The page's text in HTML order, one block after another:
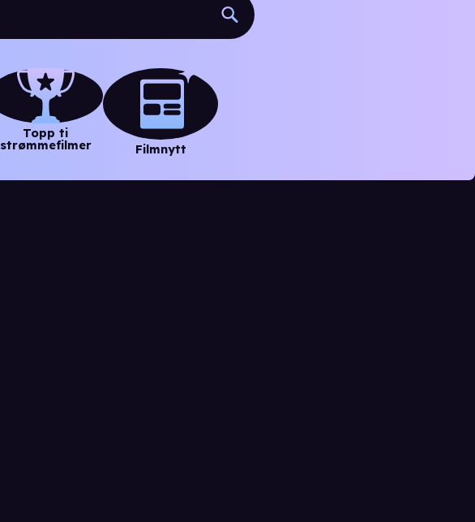
Topp ti
strømmefilmer
Filmnytt